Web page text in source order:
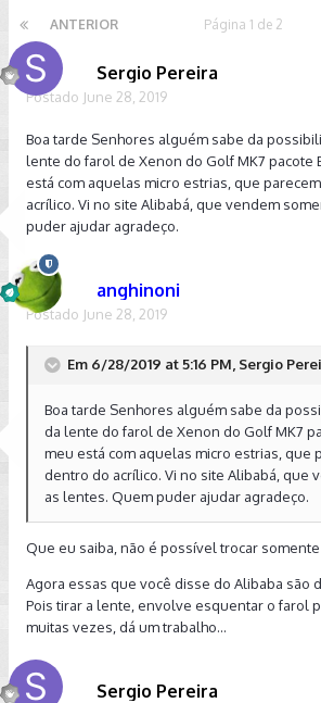
ANTERIOR Página 1 de 2
Sergio Pereira
Postado June 28, 2019
Boa tarde Senhores alguém sabe da
lente do farol de Xenon do Golf MK7 pacote
está com aquelas micro estrias, que
acrílico. Vi no site Alibabá, que vendem
puder ajudar agradeço.
anghinoni
Postado June 28, 2019
Em 6/28/2019 at 5:16 PM, Sergio
Boa tarde Senhores alguém sabe da
da lente do farol de Xenon do Golf MK7
meu está com aquelas micro estrias, que
dentro do acrílico. Vi no site Alibabá, que
as lentes. Quem puder ajudar agradeço.
Que eu saiba, não é possível trocar
Agora essas que você disse do Alibaba são
Pois tirar a lente, envolve esquentar o farol
muitas vezes, dá um trabalho...
Sergio Pereira